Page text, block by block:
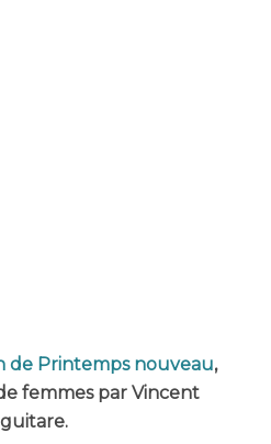
de Printemps nouveau,
femmes par Vincent